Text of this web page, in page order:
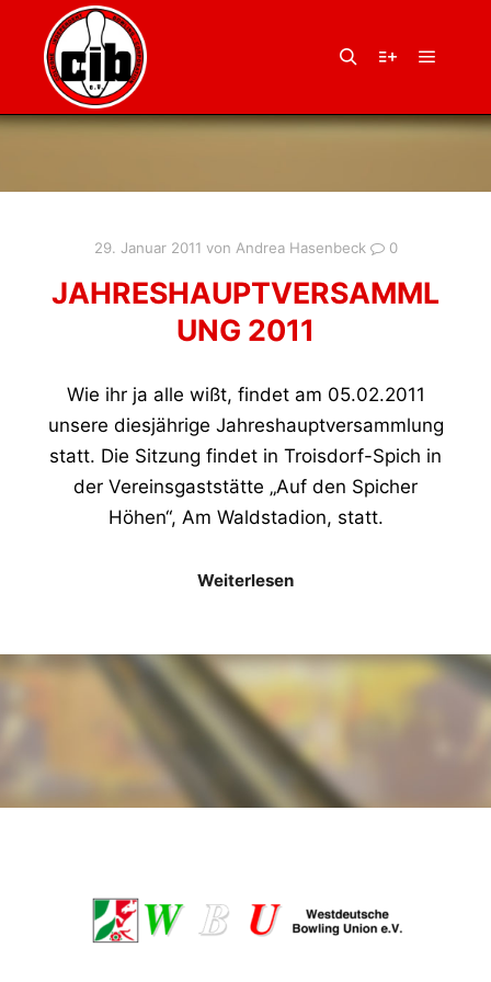
29. Januar 2011 von Andrea Hasenbeck 0
JAHRESHAUPTVERSAMML
UNG 2011
Wie ihr ja alle wißt, findet am 05.02.2011
unsere diesjährige Jahreshauptversammlung
statt. Die Sitzung findet in Troisdorf-Spich in
der Vereinsgaststätte „Auf den Spicher
Höhen“, Am Waldstadion, statt.
Weiterlesen